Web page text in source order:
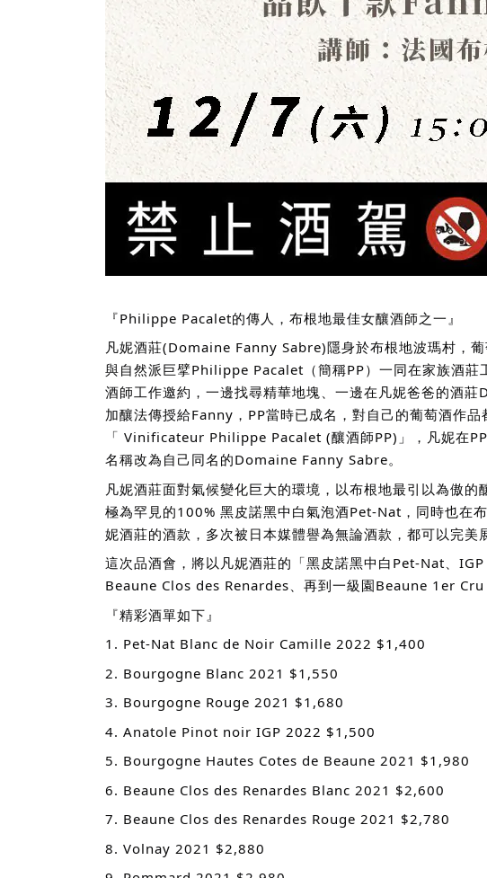
『Philippe Pacalet的傳人，布根地最佳女釀酒師之一』
凡妮酒莊(Domaine Fanny Sabre)隱身於布根地波瑪村，
與自然派巨擘Philippe Pacalet（簡稱PP）一同在家族酒莊
酒師工作邀約，一邊找尋精華地塊、一邊在凡妮爸爸的酒
加釀法傳授給Fanny，PP當時已成名，對自己的葡萄酒作
「 Vinificateur Philippe Pacalet (釀酒師PP)」，凡妮在
名稱改為自己同名的Domaine Fanny Sabre。
凡妮酒莊面對氣候變化巨大的環境，以布根地最引以為傲
極為罕見的100% 黑皮諾黑中白氣泡酒Pet-Nat，同時也在
妮酒莊的酒款，多次被日本媒體譽為無論酒款，都可以完美
這次品酒會，將以凡妮酒莊的「黑皮諾黑中白Pet-Nat、
Beaune Clos des Renardes、再到一級園Beaune 1er
『精彩酒單如下』
1. Pet-Nat Blanc de Noir Camille 2022 $1,400
2. Bourgogne Blanc 2021 $1,550
3. Bourgogne Rouge 2021 $1,680
4. Anatole Pinot noir IGP 2022 $1,500
5. Bourgogne Hautes Cotes de Beaune 2021 $1,980
6. Beaune Clos des Renardes Blanc 2021 $2,600
7. Beaune Clos des Renardes Rouge 2021 $2,780
8. Volnay 2021 $2,880